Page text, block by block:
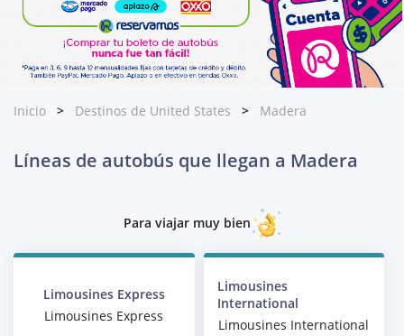
Inicio Destinos de United States Madera
Líneas de autobús que llegan a Madera
Para viajar muy bien
Limousines Express
Limousines Express
Limousines
International
Limousines International